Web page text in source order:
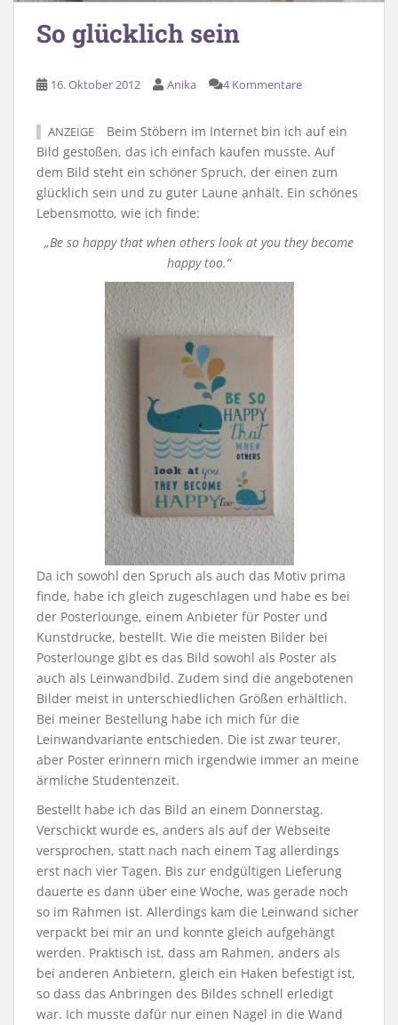
So glücklich sein
16. Oktober 2012 Anika 4 Kommentare
ANZEIGE
Beim Stöbern im Internet bin ich auf ein
Bild gestoßen, das ich einfach kaufen musste. Auf
dem Bild steht ein schöner Spruch, der einen zum
glücklich sein und zu guter Laune anhält. Ein schönes
Lebensmotto, wie ich finde:
„Be so happy that when others look at you they become
happy too.“
Da ich sowohl den Spruch als auch das Motiv prima
finde, habe ich gleich zugeschlagen und habe es bei
der Posterlounge, einem Anbieter für Poster und
Kunstdrucke, bestellt. Wie die meisten Bilder bei
Posterlounge gibt es das Bild sowohl als Poster als
auch als Leinwandbild. Zudem sind die angebotenen
Bilder meist in unterschiedlichen Größen erhältlich.
Bei meiner Bestellung habe ich mich für die
Leinwandvariante entschieden. Die ist zwar teurer,
aber Poster erinnern mich irgendwie immer an meine
ärmliche Studentenzeit.
Bestellt habe ich das Bild an einem Donnerstag.
Verschickt wurde es, anders als auf der Webseite
versprochen, statt nach nach einem Tag allerdings
erst nach vier Tagen. Bis zur endgültigen Lieferung
dauerte es dann über eine Woche, was gerade noch
so im Rahmen ist. Allerdings kam die Leinwand sicher
verpackt bei mir an und konnte gleich aufgehängt
werden. Praktisch ist, dass am Rahmen, anders als
bei anderen Anbietern, gleich ein Haken befestigt ist,
so dass das Anbringen des Bildes schnell erledigt
war. Ich musste dafür nur einen Nagel in die Wand